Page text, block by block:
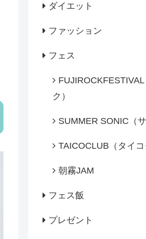
ダイエット
ファッション
フェス
ク）
SUMMER SONIC（サ
TAICOCLUB（タイコ
朝霧JAM
フェス飯
プレゼント